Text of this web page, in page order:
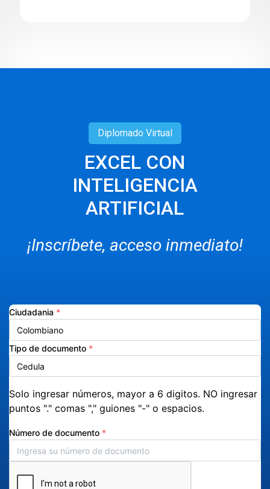
Diplomado Virtual
EXCEL CON
INTELIGENCIA
ARTIFICIAL
¡Inscríbete, acceso inmediato!